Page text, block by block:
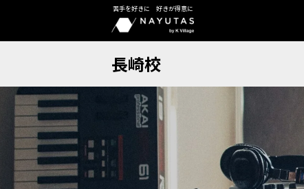
苦手を好きに 好きが得意に
長崎校